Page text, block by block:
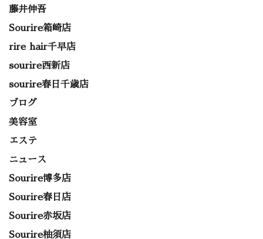
藤井伸吾
Sourire箱崎店
rire hair千早店
sourire西新店
sourire春日千歳店
ブログ
美容室
エステ
ニュース
Sourire博多店
Sourire春日店
Sourire赤坂店
Sourire柚須店